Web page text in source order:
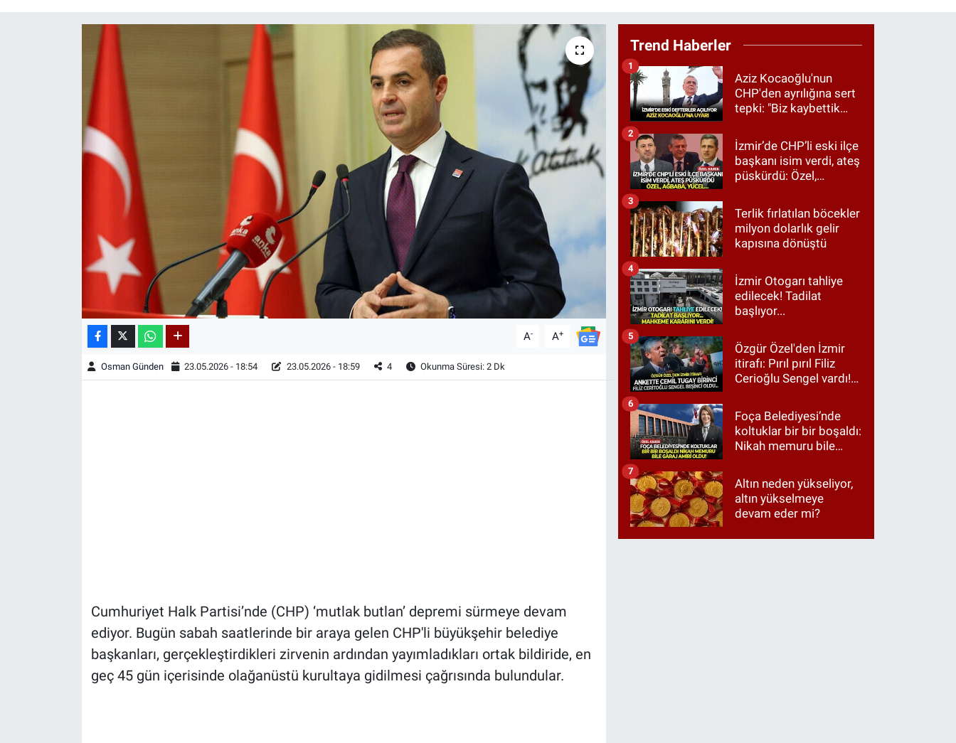
A- A+
Osman Günden 23.05.2026 - 18:54 23.05.2026 - 18:59 4 Okunma Süresi: 2 Dk
Cumhuriyet Halk Partisi’nde (CHP) ‘mutlak butlan’ depremi sürmeye devam
ediyor. Bugün sabah saatlerinde bir araya gelen CHP'li büyükşehir belediye
başkanları, gerçekleştirdikleri zirvenin ardından yayımladıkları ortak bildiride, en
geç 45 gün içerisinde olağanüstü kurultaya gidilmesi çağrısında bulundular.
Trend Haberler
Aziz Kocaoğlu'nun
CHP'den ayrılığına sert
tepki: "Biz kaybettik
etmedik"
1
İzmir’de CHP’li eski ilçe
başkanı isim verdi, ateş
püskürdü: Özel,
2
Terlik fırlatılan böcekler
milyon dolarlık gelir
kapısına dönüştü
3
İzmir Otogarı tahliye
edilecek! Tadilat
başlıyor...
4
Özgür Özel'den İzmir
itirafı: Pırıl pırıl Filiz
Cerioğlu Sengel vardı!
Tugay birinci çıktı
5
Foça Belediyesi’nde
koltuklar bir bir boşaldı:
Nikah memuru bile
6
Altın neden yükseliyor,
altın yükselmeye
devam eder mi?
7